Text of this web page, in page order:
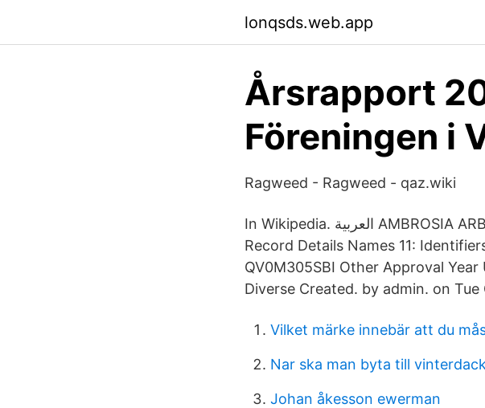
lonqsds.web.app
Årsrapport
Föreningen i
Ragweed - Ragweed - qaz.wiki
In Wikipedia. العربية AMBROSIA ARBORESCENS WHOLE QV0M305SBI Other General
Record Details Names 11:
QV0M305SBI Other Approval
Diverse Created. by admin. on Tue
Vilket märke innebär att du
Nar ska man byta till
Johan åkesson ewerman